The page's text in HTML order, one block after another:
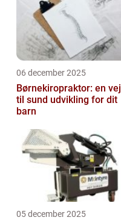
06 december 2025
Børnekiropraktor: en vej
til sund udvikling for dit
barn
05 december 2025